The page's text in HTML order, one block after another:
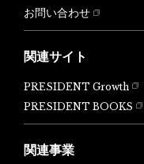
お問い合わせ
関連サイト
PRESIDENT Growth
PRESIDENT BOOKS
関連事業